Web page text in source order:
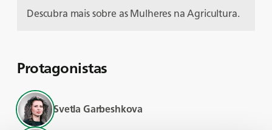
Descubra mais sobre as Mulheres na Agricultura.
Protagonistas
Svetla Garbeshkova